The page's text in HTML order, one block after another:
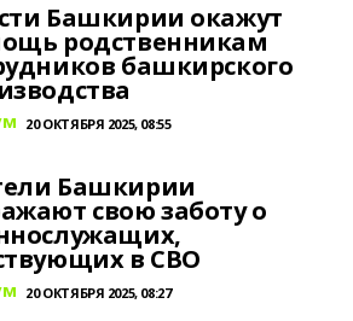
Башкирии окажут
родственникам
башкирского
20 ОКТЯБРЯ 2025, 08:55
Башкирии
свою заботу о
в СВО
20 ОКТЯБРЯ 2025, 08:27